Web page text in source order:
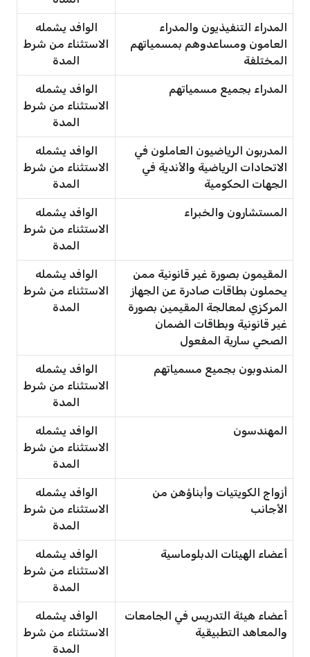
المدراء التنفيذيون والمدراء
العامون ومساعدوهم بمسمياتهم
المختلفة
الوافد يشمله
الاستثناء من شرط
المدة
المدراء بجميع مسمياتهم
الوافد يشمله
الاستثناء من شرط
المدة
المدربون الرياضيون العاملون في
الاتحادات الرياضية والأندية في
الجهات الحكومية
الوافد يشمله
الاستثناء من شرط
المدة
المستشارون والخبراء
الوافد يشمله
الاستثناء من شرط
المدة
المقيمون بصورة غير قانونية ممن
يحملون بطاقات صادرة عن الجهاز
المركزي لمعالجة المقيمين بصورة
غير قانونية وبطاقات الضمان
الصحي سارية المفعول
الوافد يشمله
الاستثناء من شرط
المدة
المندوبون بجميع مسمياتهم
الوافد يشمله
الاستثناء من شرط
المدة
المهندسون
الوافد يشمله
الاستثناء من شرط
المدة
أزواج الكويتيات وأبناؤهن من
الأجانب
الوافد يشمله
الاستثناء من شرط
المدة
أعضاء الهيئات الدبلوماسية
الوافد يشمله
الاستثناء من شرط
المدة
أعضاء هيئة التدريس في الجامعات
والمعاهد التطبيقية
الوافد يشمله
الاستثناء من شرط
المدة